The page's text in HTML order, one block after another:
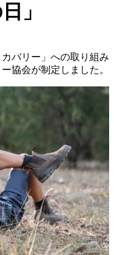
」
バリー」への取り組み
協会が制定しました。